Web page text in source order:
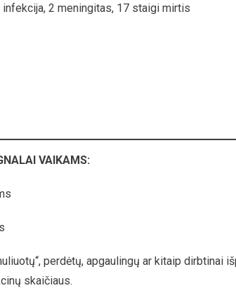
2 meningitas, 17 staigi mirtis
VAIKAMS:
perdėtų, apgaulingų ar kitaip dirbtinai
skaičiaus.